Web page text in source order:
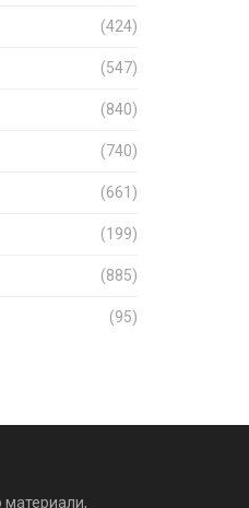
(424)
(547)
(840)
(740)
(661)
(199)
(885)
(95)
материали,